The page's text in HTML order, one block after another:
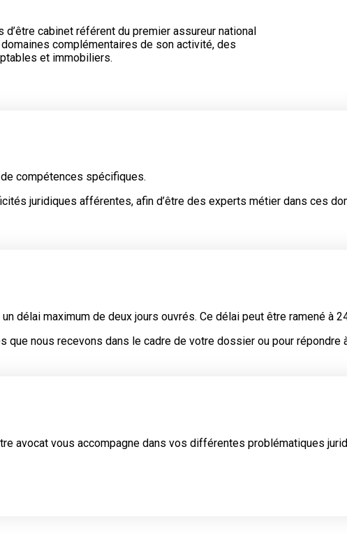
cabinet référent du premier assureur national
complémentaires de son activité, des
et immobiliers.
compétences spécifiques.
juridiques afférentes, afin d’être des experts métier dans ces
délai maximum de deux jours ouvrés. Ce délai peut être ramené à
nous recevons dans le cadre de votre dossier ou pour répondre
avocat vous accompagne dans vos différentes problématiques